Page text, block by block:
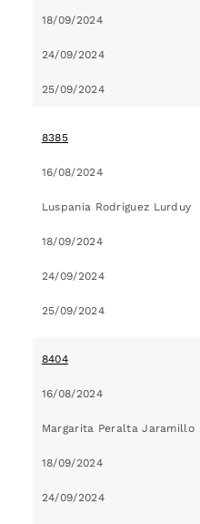
18/09/2024
24/09/2024
25/09/2024
8385
16/08/2024
Luspania Rodriguez Lurduy
18/09/2024
24/09/2024
25/09/2024
8404
16/08/2024
Margarita Peralta Jaramillo
18/09/2024
24/09/2024